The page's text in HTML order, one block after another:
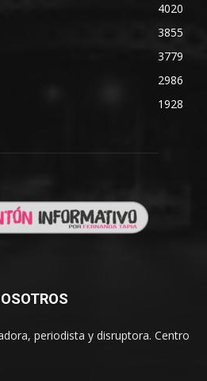
4020
3855
3779
2986
1928
periodista y disruptora. Centro